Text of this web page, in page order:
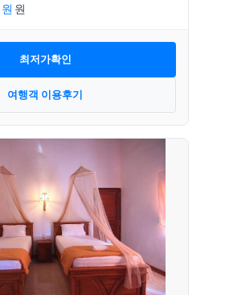
최저가확인
여행객 이용후기